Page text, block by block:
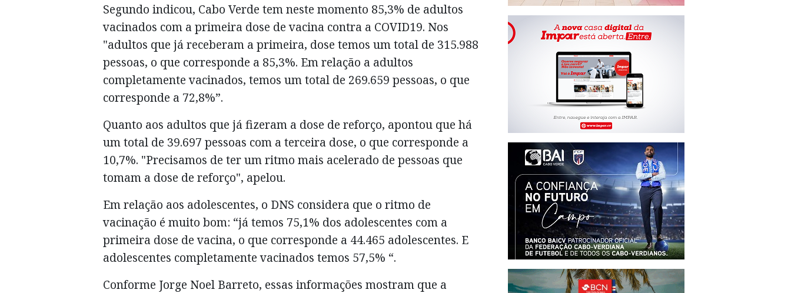
Segundo indicou, Cabo Verde tem neste momento 85,3% de adultos
vacinados com a primeira dose de vacina contra a COVID19. Nos
"adultos que já receberam a primeira, dose temos um total de 315.988
pessoas, o que corresponde a 85,3%. Em relação a adultos
completamente vacinados, temos um total de 269.659 pessoas, o que
corresponde a 72,8%”.
Quanto aos adultos que já fizeram a dose de reforço, apontou que há
um total de 39.697 pessoas com a terceira dose, o que corresponde a
10,7%. "Precisamos de ter um ritmo mais acelerado de pessoas que
tomam a dose de reforço", apelou.
Em relação aos adolescentes, o DNS considera que o ritmo de
vacinação é muito bom: “já temos 75,1% dos adolescentes com a
primeira dose de vacina, o que corresponde a 44.465 adolescentes. E
adolescentes completamente vacinados temos 57,5% “.
Conforme Jorge Noel Barreto, essas informações mostram que a